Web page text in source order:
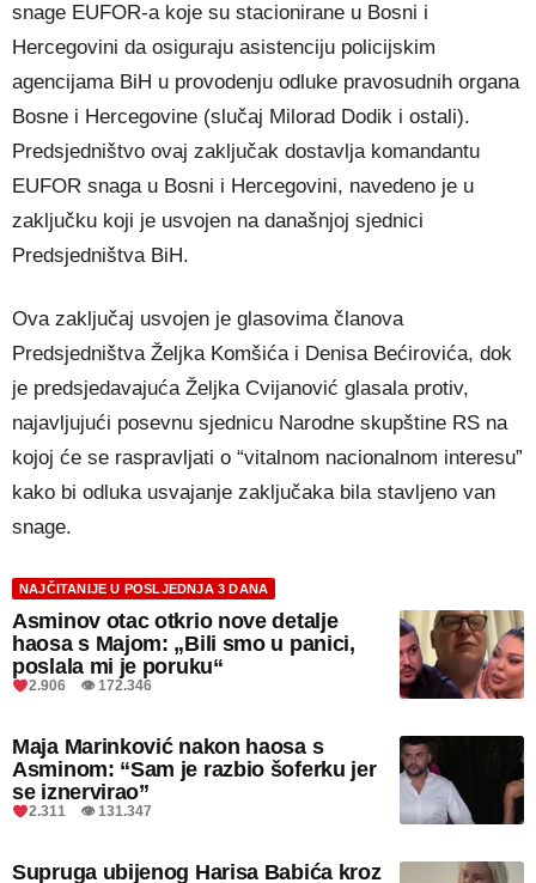
snage EUFOR-a koje su stacionirane u Bosni i
Hercegovini da osiguraju asistenciju policijskim
agencijama BiH u provodenju odluke pravosudnih organa
Bosne i Hercegovine (slučaj Milorad Dodik i ostali).
Predsjedništvo ovaj zaključak dostavlja komandantu
EUFOR snaga u Bosni i Hercegovini, navedeno je u
zaključku koji je usvojen na današnjoj sjednici
Predsjedništva BiH.
Ova zaključaj usvojen je glasovima članova
Predsjedništva Željka Komšića i Denisa Bećirovića, dok
je predsjedavajuća Željka Cvijanović glasala protiv,
najavljujući posevnu sjednicu Narodne skupštine RS na
kojoj će se raspravljati o “vitalnom nacionalnom interesu”
kako bi odluka usvajanje zaključaka bila stavljeno van
snage.
NAJČITANIJE U POSLJEDNJA 3 DANA
Asminov otac otkrio nove detalje
haosa s Majom: „Bili smo u panici,
poslala mi je poruku“
2.906 👁 172.346
Maja Marinković nakon haosa s
Asminom: “Sam je razbio šoferku jer
se iznervirao”
2.311 👁 131.347
Supruga ubijenog Harisa Babića kroz